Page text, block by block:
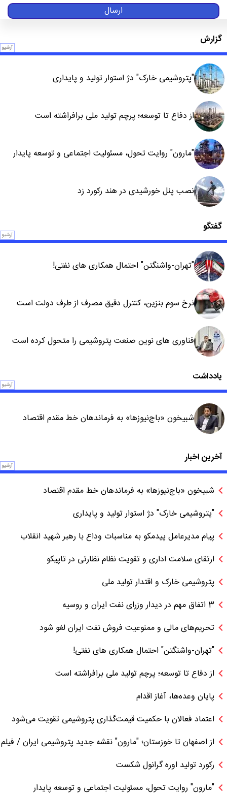
ارسال
گزارش
آرشیو
"پتروشیمی خارک" دژ استوار تولید و پایداری
از دفاع تا توسعه؛ پرچم تولید ملی برافراشته است
"مارون" روایت تحول، مسئولیت اجتماعی و توسعه پایدار
نصب پنل خورشیدی در هند رکورد زد
گفتگو
آرشیو
"تهران-واشنگتن" احتمال همکاری های نفتی!
نرخ سوم بنزین، کنترل دقیق مصرف از طرف دولت است
فناوری های نوین صنعت پتروشیمی را متحول کرده است
یادداشت
آرشیو
شبیخون «باج‌نیوزها» به فرماندهان خط مقدم اقتصاد
آخرین اخبار
آرشیو
شبیخون «باج‌نیوزها» به فرماندهان خط مقدم اقتصاد
"پتروشیمی خارک" دژ استوار تولید و پایداری
پیام مدیرعامل پیدمکو به مناسبات وداع با رهبر شهید انقلاب
ارتقای سلامت اداری و تقویت نظام نظارتی در تاپیکو
پتروشیمی خارک و اقتدار تولید ملی
3 اتفاق مهم در دیدار وزرای نفت ایران و روسیه
تحریم‌های مالی و ممنوعیت فروش نفت ایران لغو شود
"تهران-واشنگتن" احتمال همکاری های نفتی!
از دفاع تا توسعه؛ پرچم تولید ملی برافراشته است
پایان وعده‌ها، آغاز اقدام
اعتماد فعالان با حکمیت قیمت‌گذاری پتروشیمی تقویت می‌شود
از اصفهان تا خوزستان؛ "مارون" نقشه جدید پتروشیمی ایران / فیلم
رکورد تولید اوره گرانول شکست
"مارون" روایت تحول، مسئولیت اجتماعی و توسعه پایدار